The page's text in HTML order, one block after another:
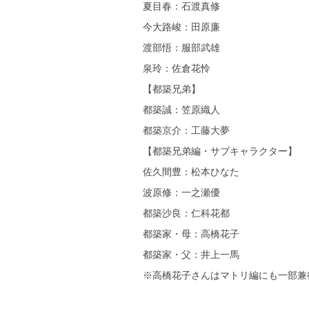
夏目春：石渡真修
今大路峻：田原廉
渡部悟：服部武雄
泉玲：佐倉花怜
【都築兄弟】
都築誠：笠原織人
都築京介：工藤大夢
【都築兄弟編・サブキャラクター】
佐久間豊：松本ひなた
波原修：一之瀬優
都築沙良：仁科花都
都築家・母：高橋花子
都築家・父：井上一馬
※高橋花子さんはマトリ編にも一部兼